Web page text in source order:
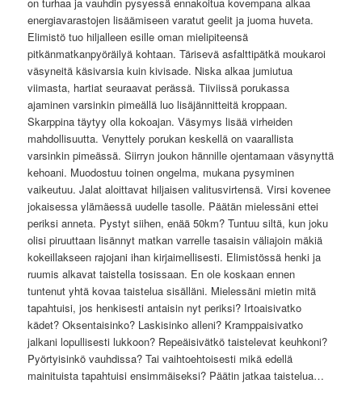
energiavarastojen lisäämiseen varatut geelit ja juoma huveta.
Elimistö tuo hiljalleen esille oman mielipiteensä
pitkänmatkanpyöräilyä kohtaan. Tärisevä asfalttipätkä moukaroi
väsyneitä käsivarsia kuin kivisade. Niska alkaa jumiutua
viimasta, hartiat seuraavat perässä. Tiiviissä porukassa
ajaminen varsinkin pimeällä luo lisäjännitteitä kroppaan.
Skarppina täytyy olla kokoajan. Väsymys lisää virheiden
mahdollisuutta. Venyttely porukan keskellä on vaarallista
varsinkin pimeässä. Siirryn joukon hännille ojentamaan väsynyttä
kehoani. Muodostuu toinen ongelma, mukana pysyminen
vaikeutuu. Jalat aloittavat hiljaisen valitusvirtensä. Virsi kovenee
jokaisessa ylämäessä uudelle tasolle. Päätän mielessäni ettei
periksi anneta. Pystyt siihen, enää 50km? Tuntuu siltä, kun joku
olisi piruuttaan lisännyt matkan varrelle tasaisin väliajoin mäkiä
kokeillakseen rajojani ihan kirjaimellisesti. Elimistössä henki ja
ruumis alkavat taistella tosissaan. En ole koskaan ennen
tuntenut yhtä kovaa taistelua sisälläni. Mielessäni mietin mitä
tapahtuisi, jos henkisesti antaisin nyt periksi? Irtoaisivatko
kädet? Oksentaisinko? Laskisinko alleni? Kramppaisivatko
jalkani lopullisesti lukkoon? Repeäisivätkö taistelevat keuhkoni?
Pyörtyisinkö vauhdissa? Tai vaihtoehtoisesti mikä edellä
mainituista tapahtuisi ensimmäiseksi? Päätin jatkaa taistelua…